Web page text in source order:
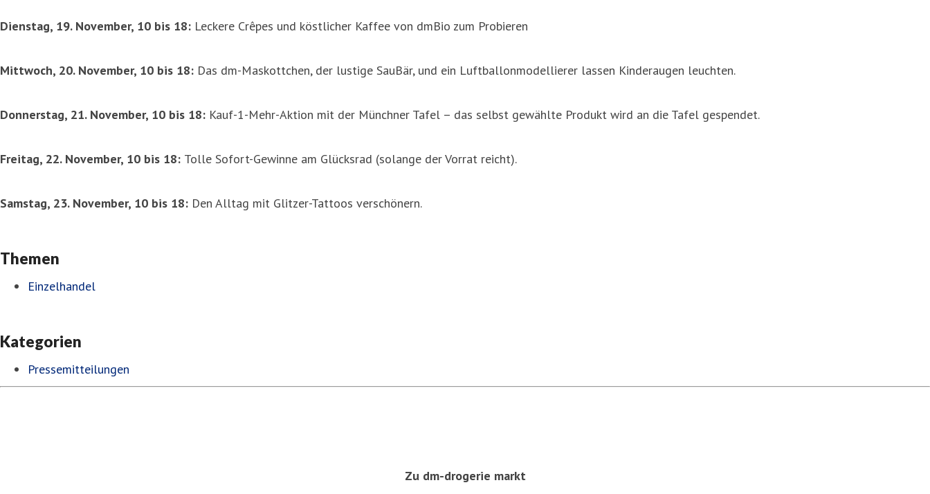
Dienstag, 19. November, 10 bis 18: Leckere Crêpes und köstlicher Kaffee von dmBio zum Probieren
Mittwoch, 20. November, 10 bis 18: Das dm-Maskottchen, der lustige SauBär, und ein Luftballonmodellierer lassen Kinderaugen leuchten.
Donnerstag, 21. November, 10 bis 18: Kauf-1-Mehr-Aktion mit der Münchner Tafel – das selbst gewählte Produkt wird an die Tafel gespendet.
Freitag, 22. November, 10 bis 18: Tolle Sofort-Gewinne am Glücksrad (solange der Vorrat reicht).
Samstag, 23. November, 10 bis 18: Den Alltag mit Glitzer-Tattoos verschönern.
Themen
Einzelhandel
Kategorien
Pressemitteilungen
Zu dm-drogerie markt